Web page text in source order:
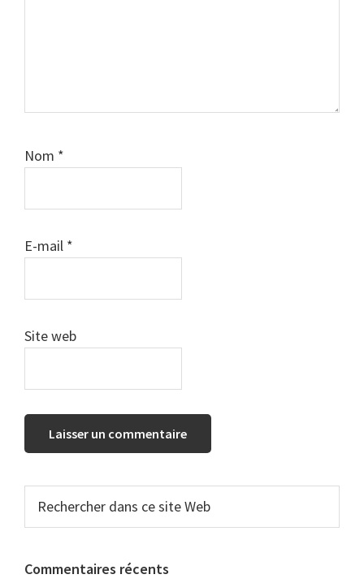
Nom *
E-mail *
Site web
Barre
latérale
dans
ce
Web
Commentaires récents